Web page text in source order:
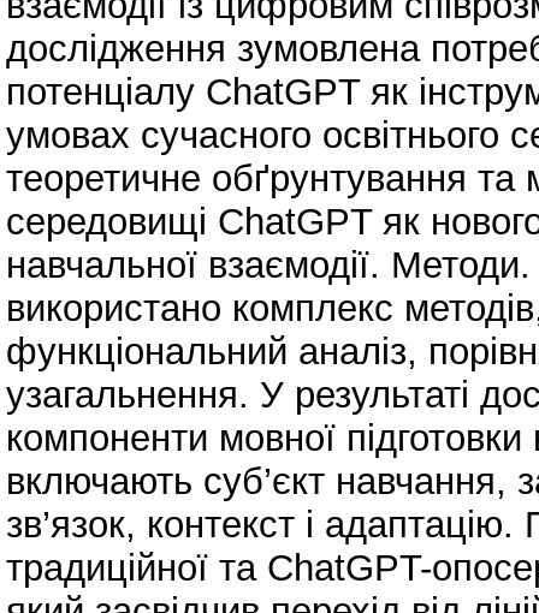
дослідження зумовлена
потенціалу ChatGPT як
умовах сучасного освітнього
теоретичне обґрунтування та
середовищі ChatGPT як
навчальної взаємодії.
використано комплекс
функціональний аналіз,
узагальнення. У результаті
компоненти мовної
включають суб’єкт навчання,
зв’язок, контекст і
традиційної та ChatGPT-